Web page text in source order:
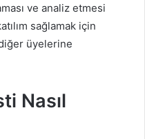
ve analiz etmesi
sağlamak için
üyelerine
Nasıl